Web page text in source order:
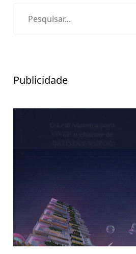
Publicidade